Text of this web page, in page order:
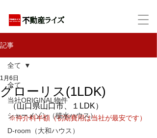
記事
全て
当社ORIGINAL物件
シャーメゾン（積水ハウス）
D-room（大和ハウス）
全て
グローリス(1LDK)
1月6日
（山口県山口市、１LDK）
※仲介料半額（初期費用は当社が最安です）